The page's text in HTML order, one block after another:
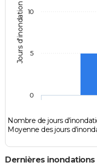
Jours d'inondation
Nombre de jours
Moyenne des jours
0
5
10
Dernières